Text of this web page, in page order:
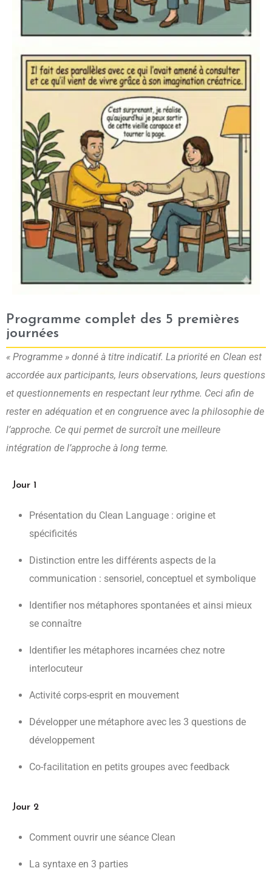
Programme complet des 5 premières
journées
« Programme » donné à titre indicatif. La priorité en Clean est
accordée aux participants, leurs observations, leurs questions
et questionnements en respectant leur rythme. Ceci afin de
rester en adéquation et en congruence avec la philosophie de
l’approche. Ce qui permet de surcroît une meilleure
intégration de l’approche à long terme.
Jour 1
Présentation du Clean Language : origine et
spécificités
Distinction entre les différents aspects de la
communication : sensoriel, conceptuel et symbolique
Identifier nos métaphores spontanées et ainsi mieux
se connaître
Identifier les métaphores incarnées chez notre
interlocuteur
Activité corps-esprit en mouvement
Développer une métaphore avec les 3 questions de
développement
Co-facilitation en petits groupes avec feedback
Jour 2
Comment ouvrir une séance Clean
La syntaxe en 3 parties